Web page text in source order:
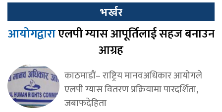
भर्खर
आयोगद्वाराएलपी ग्यास आपूर्तिलाई सहज बनाउन
आग्रह
काठमाडौं– राष्ट्रिय मानवअधिकार आयोगले
एलपी ग्यास वितरण प्रक्रियामा पारदर्शिता,
जबाफदेहिता